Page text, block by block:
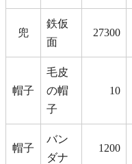
兜
鉄仮
面
27300
帽子
毛皮
の帽
子
10
帽子
バン
ダナ
1200